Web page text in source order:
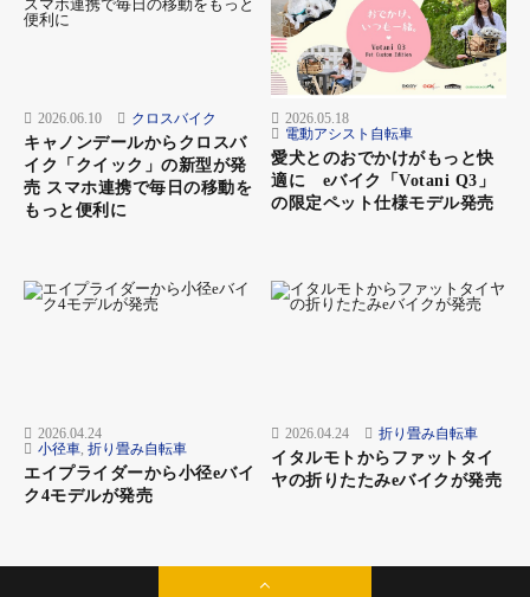
2026.06.10 クロスバイク
キャノンデールからクロスバ
イク「クイック」の新型が発
売 スマホ連携で毎日の移動を
もっと便利に
2026.05.18
電動アシスト自転車
愛犬とのおでかけがもっと快
適に eバイク「Votani Q3」
の限定ペット仕様モデル発売
2026.04.24
小径車, 折り畳み自転車
エイプライダーから小径eバイ
ク4モデルが発売
2026.04.24 折り畳み自転車
イタルモトからファットタイ
ヤの折りたたみeバイクが発売